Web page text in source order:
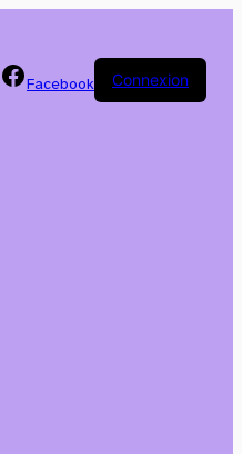
Facebook Connexion